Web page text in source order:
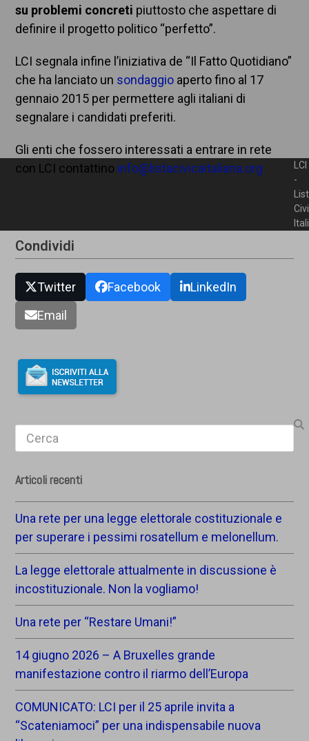
su problemi concreti piuttosto che aspettare di
definire il progetto politico “perfetto”.
LCI segnala infine l’iniziativa de “Il Fatto Quotidiano”
che ha lanciato un sondaggio aperto fino al 17
gennaio 2015 per permettere agli italiani di
segnalare i candidati preferiti.
Gli enti che fossero interessati a entrare in rete
con LCI contattino info@listacivicaitaliana.org
Condividi
Twitter Facebook
LinkedIn
Email
Search
Articoli recenti
Una rete per una legge elettorale costituzionale e
per superare i pessimi rosatellum e melonellum.
La legge elettorale attualmente in discussione è
incostituzionale. Non la vogliamo!
Una rete per “Restare Umani!”
14 giugno 2026 – A Bruxelles grande
manifestazione contro il riarmo dell’Europa
COMUNICATO: LCI per il 25 aprile invita a
“Scateniamoci” per una indispensabile nuova
LCI
-